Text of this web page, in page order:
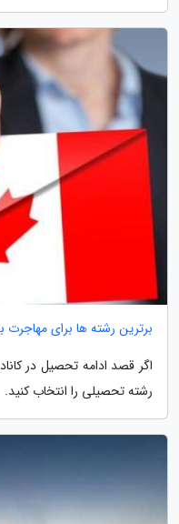
برترین رشته ها برای مهاجرت
اگر قصد ادامه تحصیل در
رشته تحصیلی را انتخاب کنید.